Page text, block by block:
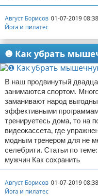
Август Борисов 01-07-2019 08:38
Йога и пилатес
❶ Как убрать
В наш продвинутый
занимаются спортом.
заманивают народ
эффективными
тренируетесь дома, то на
видеокассета, где
модным тренером для не
селебрити. Статьи по
мужчин Как сохранить
Август Борисов 01-07-2019 08:38
Йога и пилатес